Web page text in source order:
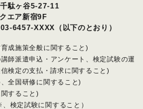
駄ヶ谷5-27-11
エア新宿9F
6457-XXXX（以下のとおり）
成施策全般に関すること)
師派遣申込・アンケート、検定試験の運
検定の支払・請求に関すること)
全国研修に関すること)
すること)
検定試験に関すること）